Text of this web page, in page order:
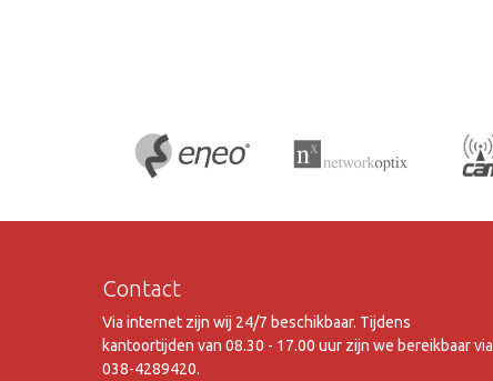
Contact
Via internet zijn wij 24/7 beschikbaar. Tijdens
kantoortijden van 08.30 - 17.00 uur zijn we bereikbaar via
038-4289420.